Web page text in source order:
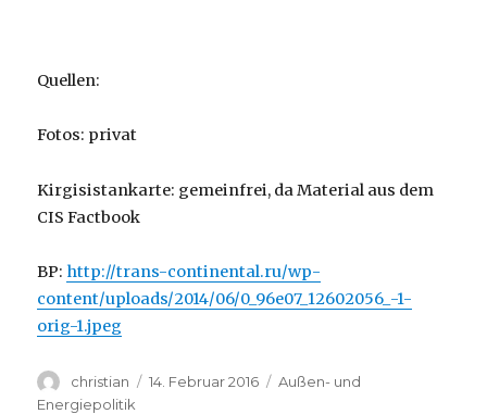
Quellen:
Fotos: privat
Kirgisistankarte: gemeinfrei, da Material aus dem
CIS Factbook
BP: http://trans-continental.ru/wp-
content/uploads/2014/06/0_96e07_12602056_-1-
orig-1.jpeg
Autor
christian
Veröffentlicht
14. Februar 2016 Kategorien
Außen- und
Energiepolitik